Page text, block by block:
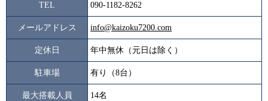
TEL 090-1182-8262
メールアドレス info@kaizoku7200.com
定休日 年中無休（元日は除く）
駐車場 有り（8台）
最大搭載人員 14名